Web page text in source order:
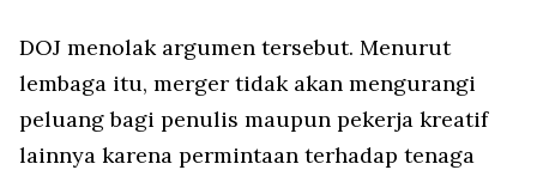
DOJ menolak argumen tersebut. Menurut
lembaga itu, merger tidak akan mengurangi
peluang bagi penulis maupun pekerja kreatif
lainnya karena permintaan terhadap tenaga